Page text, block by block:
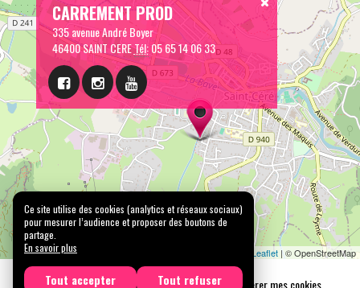
CARREMENT PROD
335 avenue André Boyer
46400 SAINT CERETél:05 65 14 06 33
Leaflet | © OpenStreetMap
Mentions légales Confidentialité Gérer mes cookies
Ce site utilise des cookies (analytics et réseaux sociaux)
pour mesurer l’audience et proposer des boutons de
partage.
En savoir plus
Tout accepter Tout refuser